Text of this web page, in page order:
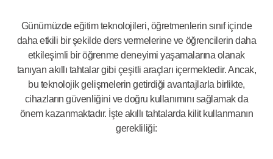
Günümüzde eğitim teknolojileri, öğretmenlerin sınıf içinde
daha etkili bir şekilde ders vermelerine ve öğrencilerin daha
etkileşimli bir öğrenme deneyimi yaşamalarına olanak
tanıyan akıllı tahtalar gibi çeşitli araçları içermektedir. Ancak,
bu teknolojik gelişmelerin getirdiği avantajlarla birlikte,
cihazların güvenliğini ve doğru kullanımını sağlamak da
önem kazanmaktadır. İşte akıllı tahtalarda kilit kullanmanın
gerekliliği: